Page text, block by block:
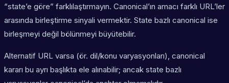
“state’e göre” farklılaştırmayın. Canonical’ın amacı farklı URL’ler
arasında birleştirme sinyali vermektir. State bazlı canonical ise
birleşmeyi değil bölünmeyi büyütebilir.
Alternatif URL varsa (ör. dil/konu varyasyonları), canonical
kararı bu ayrı başlıkta ele alınabilir; ancak state bazlı